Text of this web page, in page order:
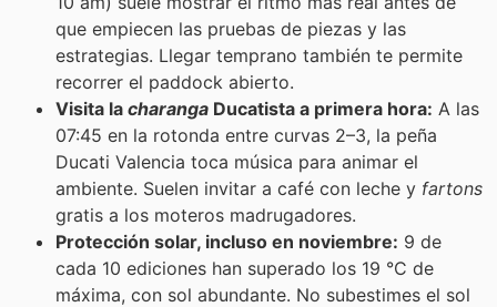
que empiecen las pruebas de piezas y las
estrategias. Llegar temprano también te permite
recorrer el paddock abierto.
Visita la charanga Ducatista a primera hora: A las
07:45 en la rotonda entre curvas 2–3, la peña
Ducati Valencia toca música para animar el
ambiente. Suelen invitar a café con leche y fartons
gratis a los moteros madrugadores.
Protección solar, incluso en noviembre: 9 de
cada 10 ediciones han superado los 19 °C de
máxima, con sol abundante. No subestimes el sol